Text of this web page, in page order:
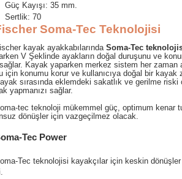
Güç Kayışı: 35 mm.
Sertlik: 70
Soma-Tec Teknolojisi
kayak ayakkabılarında Soma-Tec
V Şeklinde ayakların doğal duruşunu ve
Kayak yaparken merkez sistem her zaman
için konumu korur ve kullanıcıya doğal bir kayak
sırasında eklemdeki sakatlık ve gerilme riski
yapmanızı sağlar.
tec teknoloji mükemmel güç, optimum kenar
dönüşler için vazgeçilmez olacak.
Tec Power
Tec teknolojisi kayakçılar için keskin dönüşler